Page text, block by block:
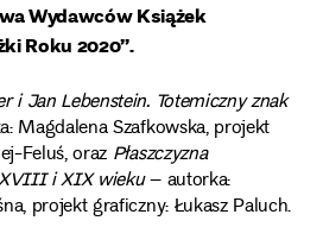
Wydawców Książek
Roku 2020”.
i Jan Lebenstein. Totemiczny znak
Magdalena Szafkowska, projekt
Feluś, oraz Płaszczyzna
i XIX wieku– autorka:
projekt graficzny: Łukasz Paluch.